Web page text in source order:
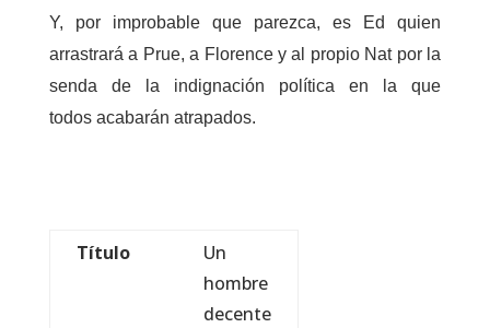
Y, por improbable que parezca, es Ed quien
arrastrará a Prue, a Florence y al propio Nat por la
senda de la indignación política en la que
todos acabarán atrapados.
Título
Un
hombre
decente